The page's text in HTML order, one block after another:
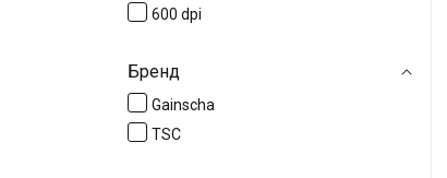
600 dpi
Бренд
Gainscha
TSC